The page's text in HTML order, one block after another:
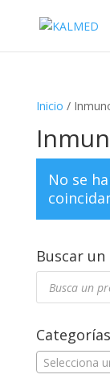
Inicio /
No se
Buscar
Búsqueda
productos
Selecciona